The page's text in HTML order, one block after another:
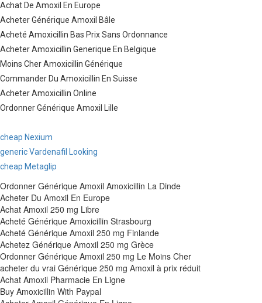
Achat De Amoxil En Europe
Acheter Générique Amoxil Bâle
Acheté Amoxicillin Bas Prix Sans Ordonnance
Acheter Amoxicillin Generique En Belgique
Moins Cher Amoxicillin Générique
Commander Du Amoxicillin En Suisse
Acheter Amoxicillin Online
Ordonner Générique Amoxil Lille
cheap Nexium
generic Vardenafil Looking
cheap Metaglip
Ordonner Générique Amoxil Amoxicillin La Dinde
Acheter Du Amoxil En Europe
Achat Amoxil 250 mg Libre
Acheté Générique Amoxicillin Strasbourg
Acheté Générique Amoxil 250 mg Finlande
Achetez Générique Amoxil 250 mg Grèce
Ordonner Générique Amoxil 250 mg Le Moins Cher
acheter du vrai Générique 250 mg Amoxil à prix réduit
Achat Amoxil Pharmacie En Ligne
Buy Amoxicillin With Paypal